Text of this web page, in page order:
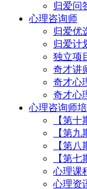
归爱问
心理咨询师
归爱优
归爱计
独立项
奇才讲
奇才心
奇才心
心理咨询师培
【第
【第
【第
【第
心理课
心理资